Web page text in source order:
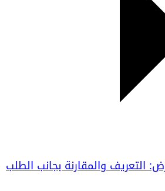
التعريف والمقارنة بجانب الطلب